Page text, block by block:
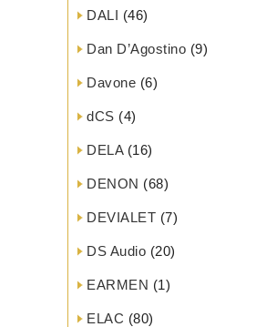
DALI (46)
Dan D’Agostino (9)
Davone (6)
dCS (4)
DELA(16)
DENON (68)
DEVIALET (7)
DS Audio (20)
EARMEN (1)
ELAC (80)